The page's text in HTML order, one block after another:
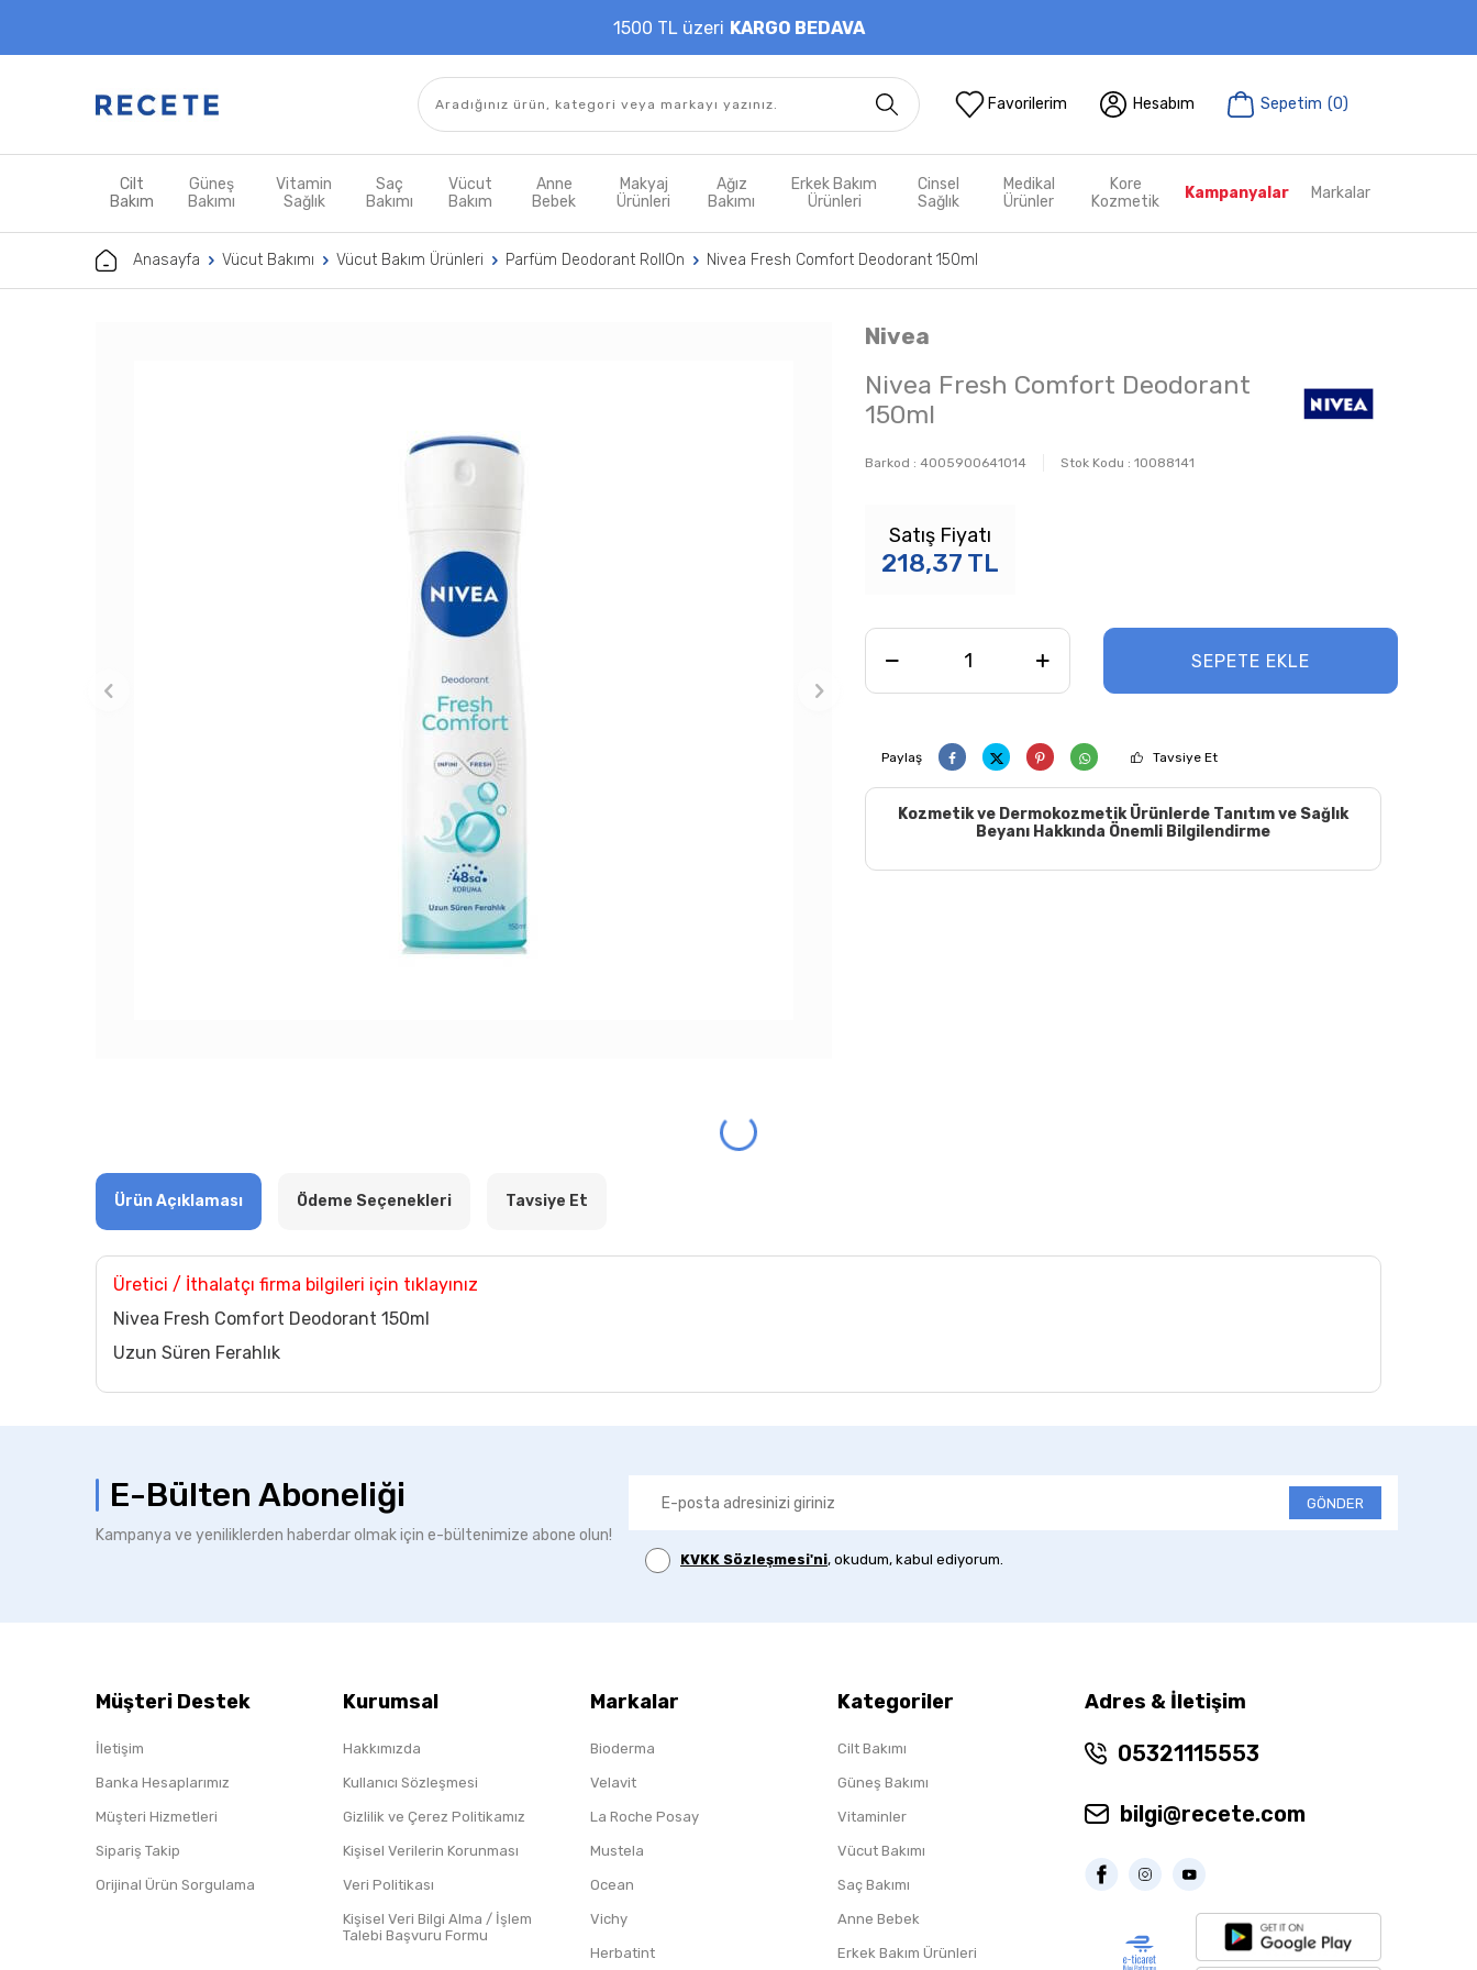
1500 TL üzeri KARGO BEDAVA
Favorilerim Hesabım Sepetim (0)
Cilt
Bakım
Güneş
Bakımı
Vitamin
Sağlık
Saç
Bakımı
Vücut
Bakım
Anne
Bebek
Makyaj
Ürünleri
Ağız
Bakımı
Erkek Bakım
Ürünleri
Cinsel
Sağlık
Medikal
Ürünler
Kore
Kozmetik
Kampanyalar Markalar
Anasayfa Vücut Bakımı Vücut Bakım Ürünleri Parfüm Deodorant RollOn Nivea Fresh Comfort Deodorant 150ml
Nivea
Nivea Fresh Comfort Deodorant
150ml
Barkod : 4005900641014 Stok Kodu : 10088141
Satış Fiyatı
218,37 TL
SEPETE EKLE
Paylaş Tavsiye Et
Kozmetik ve Dermokozmetik Ürünlerde Tanıtım ve Sağlık
Beyanı Hakkında Önemli Bilgilendirme
Ürün Açıklaması Ödeme Seçenekleri Tavsiye Et
Üretici / İthalatçı firma bilgileri için tıklayınız
Nivea Fresh Comfort Deodorant 150ml
Uzun Süren Ferahlık
E-Bülten Aboneliği
Kampanya ve yeniliklerden haberdar olmak için e-bültenimize abone olun!
GÖNDER
KVKK Sözleşmesi'ni, okudum, kabul ediyorum.
Müşteri Destek
İletişim
Banka Hesaplarımız
Müşteri Hizmetleri
Sipariş Takip
Orijinal Ürün Sorgulama
Kurumsal
Hakkımızda
Kullanıcı Sözleşmesi
Gizlilik ve Çerez Politikamız
Kişisel Verilerin Korunması
Veri Politikası
Kişisel Veri Bilgi Alma / İşlem
Talebi Başvuru Formu
Markalar
Bioderma
Velavit
La Roche Posay
Mustela
Ocean
Vichy
Herbatint
Kategoriler
Cilt Bakımı
Güneş Bakımı
Vitaminler
Vücut Bakımı
Saç Bakımı
Anne Bebek
Erkek Bakım Ürünleri
Adres & İletişim
05321115553
bilgi@recete.com